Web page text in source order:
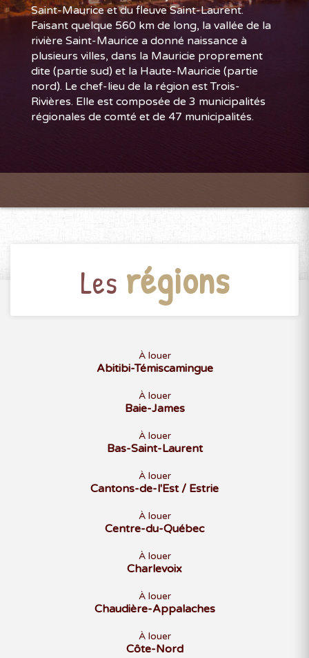
Saint-Maurice et du fleuve Saint-Laurent.
Faisant quelque 560 km de long, la vallée de la
rivière Saint-Maurice a donné naissance à
plusieurs villes, dans la Mauricie proprement
dite (partie sud) et la Haute-Mauricie (partie
nord). Le chef-lieu de la région est Trois-
Rivières. Elle est composée de 3 municipalités
régionales de comté et de 47 municipalités.
Les régions
À louer
Abitibi-Témiscamingue
À louer
Baie-James
À louer
Bas-Saint-Laurent
À louer
Cantons-de-l'Est / Estrie
À louer
Centre-du-Québec
À louer
Charlevoix
À louer
Chaudière-Appalaches
À louer
Côte-Nord